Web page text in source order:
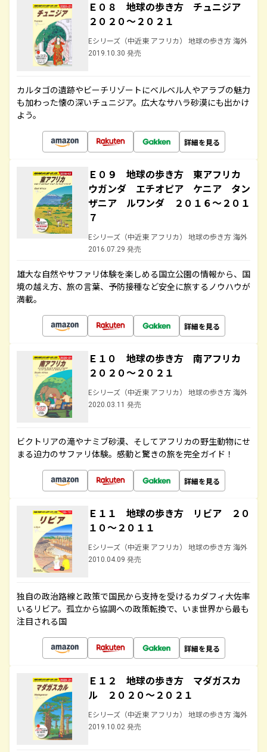
Ｅ０８ 地球の歩き方 チュニジア
２０２０～２０２１
Eシリーズ（中近東 アフリカ） 地球の歩き方 海外
2019.10.30 発売
カルタゴの遺跡やビーチリゾートにベルベル人やアラブの魅力
も加わった懐の深いチュニジア。広大なサハラ砂漠にも出かけ
よう。
詳細を見る
Ｅ０９ 地球の歩き方 東アフリカ
ウガンダ エチオピア ケニア タン
ザニア ルワンダ ２０１６～２０１
７
Eシリーズ（中近東 アフリカ） 地球の歩き方 海外
2016.07.29 発売
雄大な自然やサファリ体験を楽しめる国立公園の情報から、国
境の越え方、旅の言葉、予防接種など安全に旅するノウハウが
満載。
詳細を見る
Ｅ１０ 地球の歩き方 南アフリカ
２０２０～２０２１
Eシリーズ（中近東 アフリカ） 地球の歩き方 海外
2020.03.11 発売
ビクトリアの滝やナミブ砂漠、そしてアフリカの野生動物にせ
まる迫力のサファリ体験。感動と驚きの旅を完全ガイド！
詳細を見る
Ｅ１１ 地球の歩き方 リビア ２０
１０～２０１１
Eシリーズ（中近東 アフリカ） 地球の歩き方 海外
2010.04.09 発売
独自の政治路線と政策で国民から支持を受けるカダフィ大佐率
いるリビア。孤立から協調への政策転換で、いま世界から最も
注目される国
詳細を見る
Ｅ１２ 地球の歩き方 マダガスカ
ル ２０２０～２０２１
Eシリーズ（中近東 アフリカ） 地球の歩き方 海外
2019.10.02 発売